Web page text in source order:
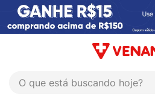
O que está buscando hoje?